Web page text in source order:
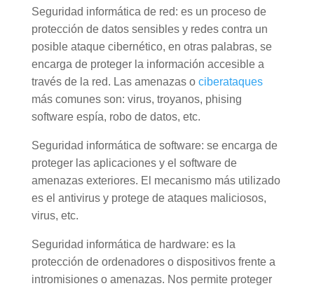
Seguridad informática de red: es un proceso de
protección de datos sensibles y redes contra un
posible ataque cibernético, en otras palabras, se
encarga de proteger la información accesible a
través de la red. Las amenazas o ciberataques
más comunes son: virus, troyanos, phising
software espía, robo de datos, etc.
Seguridad informática de software: se encarga de
proteger las aplicaciones y el software de
amenazas exteriores. El mecanismo más utilizado
es el antivirus y protege de ataques maliciosos,
virus, etc.
Seguridad informática de hardware: es la
protección de ordenadores o dispositivos frente a
intromisiones o amenazas. Nos permite proteger